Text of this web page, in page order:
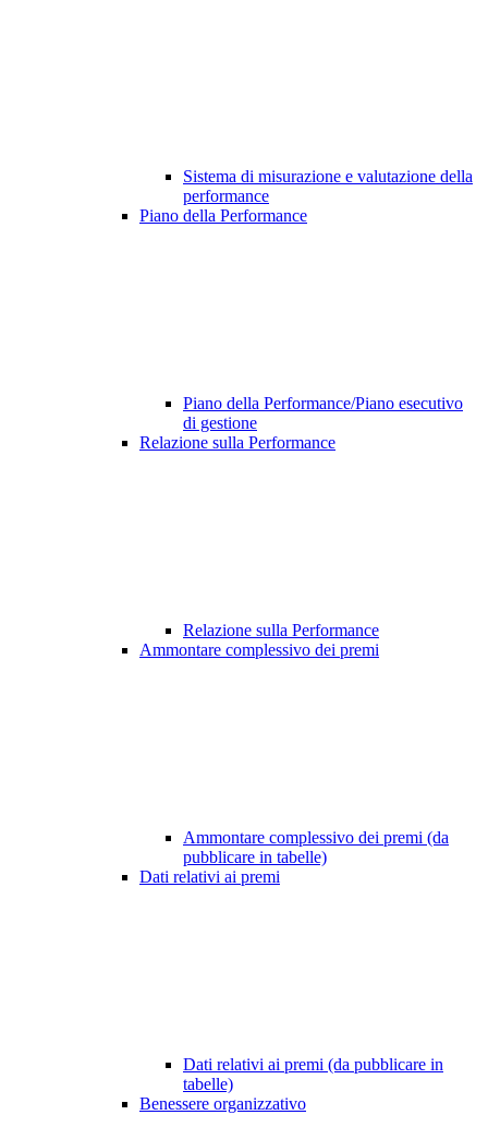
Sistema di misurazione e valutazione della
performance
Piano della Performance
Piano della Performance/Piano esecutivo
di gestione
Relazione sulla Performance
Relazione sulla Performance
Ammontare complessivo dei premi
Ammontare complessivo dei premi (da
pubblicare in tabelle)
Dati relativi ai premi
Dati relativi ai premi (da pubblicare in
tabelle)
Benessere organizzativo